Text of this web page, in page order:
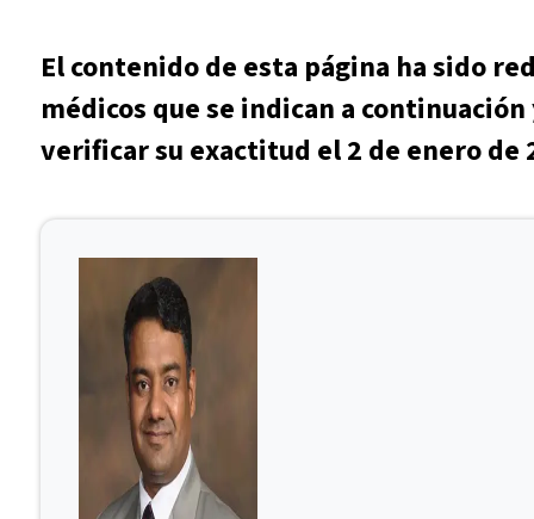
El contenido de esta página ha sido
médicos que se indican a
verificar su exactitud el 2 de enero de